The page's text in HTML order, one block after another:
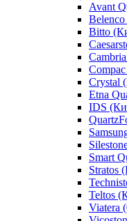
Avant
Bitto
Crystal
Etna
IDS
Smart
Stratos
Teltos